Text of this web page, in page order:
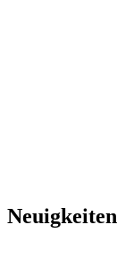
Neuigkeiten